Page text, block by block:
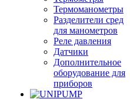
Термоманометры
Разделители сред
для манометров
Реле давления
Датчики
Дополнительное
оборудование для
приборов